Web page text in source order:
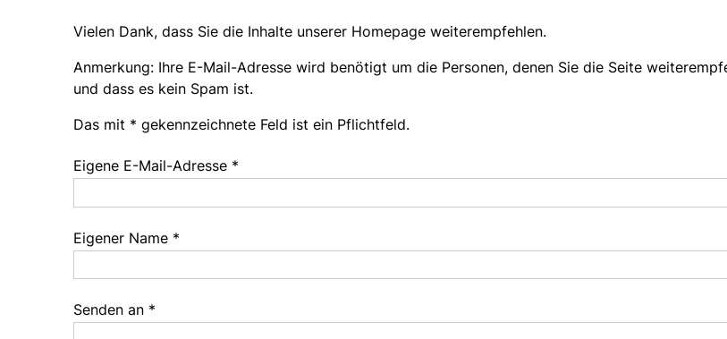
Vielen Dank, dass Sie die Inhalte unserer Homepage weiterempfehlen.
Anmerkung: Ihre E-Mail-Adresse wird benötigt um die Personen, denen Sie die Seite
und dass es kein Spam ist.
Das mit * gekennzeichnete Feld ist ein Pflichtfeld.
Eigene E-Mail-Adresse *
Eigener Name *
Senden an *